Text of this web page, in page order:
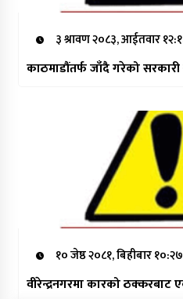
३ श्रावण २०८३, आईतवार
काठमाडौंतर्फ जाँदै गरेको
१० जेष्ठ २०८१, बिहीबार १०:२७
वीरेन्द्रनगरमा कारको ठक्करबाट